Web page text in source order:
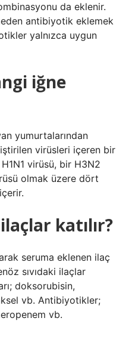
da eklenir.
antibiyotik eklemek
yalnızca uygun
iğne
yumurtalarından
virüsleri içeren bir
H1N1 virüsü, bir H3N2
olmak üzere dört
katılır?
seruma eklenen ilaç
sıvıdaki ilaçlar
doksorubisin,
vb. Antibiyotikler;
vb.